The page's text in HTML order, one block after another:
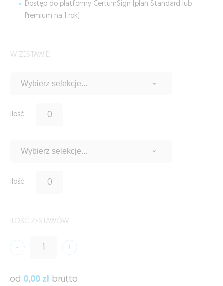
Dostęp do platformy CertumSign (plan Standard lub
Premium na 1 rok)
W ZESTAWIE:
ilość:
ilość:
ILOŚĆ ZESTAWÓW:
od 0,00 zł brutto